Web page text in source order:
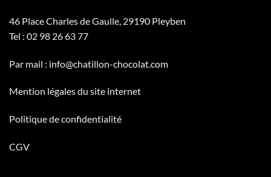
46 Place Charles de Gaulle, 29190 Pleyben
Tel : 02 98 26 63 77
Par mail : info@chatillon-chocolat.com
Mention légales du site internet
Politique de confidentialité
CGV